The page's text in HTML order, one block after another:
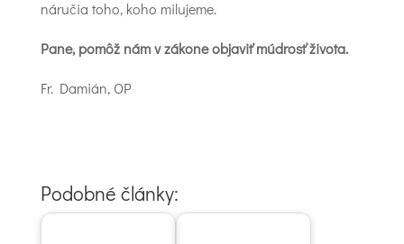
náručia toho, koho milujeme.
Pane, pomôž nám v zákone objaviť múdrosť života.
Fr. Damián, OP
Podobné články: